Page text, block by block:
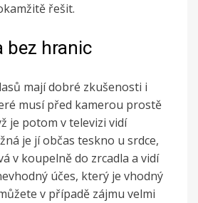
řešit.
bez hranic
mají dobré zkušenosti i
musí před kamerou prostě
je potom v televizi vidí
je jí občas teskno u srdce,
v koupelně do zrcadla a vidí
účes, který je vhodný
v případě zájmu velmi